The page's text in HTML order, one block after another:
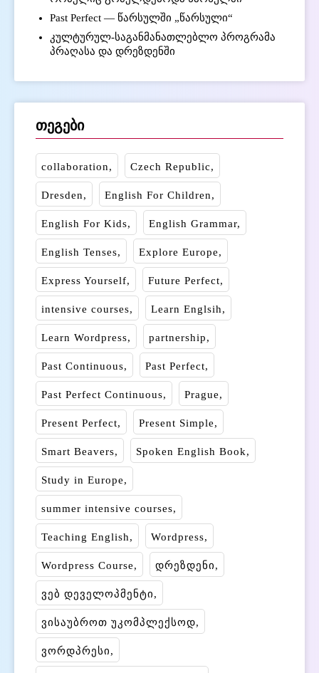
Past Perfect — წარსულში „წარსული“
კულტურულ-საგანმანათლებლო პროგრამა
პრაღასა და დრეზდენში
თეგები
collaboration Czech Republic
Dresden English For Children
English For Kids English Grammar
English Tenses Explore Europe
Express Yourself Future Perfect
intensive courses Learn Englsih
Learn Wordpress partnership
Past Continuous Past Perfect
Past Perfect Continuous Prague
Present Perfect Present Simple
Smart Beavers Spoken English Book
Study in Europe
summer intensive courses
Teaching English Wordpress
Wordpress Course დრეზდენი
ვებ დეველოპმენტი
ვისაუბროთ უკომპლექსოდ
ვორდპრესი